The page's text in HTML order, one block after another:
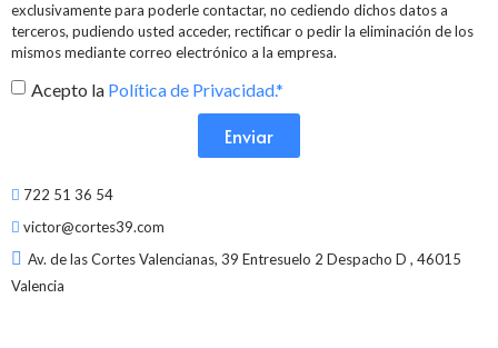
exclusivamente para poderle contactar, no cediendo dichos datos a
terceros, pudiendo usted acceder, rectificar o pedir la eliminación de los
mismos mediante correo electrónico a la empresa.
Acepto la Política de Privacidad.*
Enviar
722 51 36 54
victor@cortes39.com
Av. de las Cortes Valencianas, 39 Entresuelo 2 Despacho D , 46015
Valencia